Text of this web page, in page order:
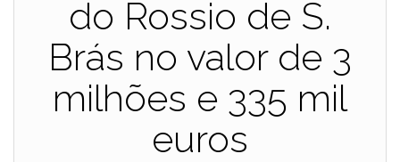
do Rossio de S.
Brás no valor de 3
milhões e 335 mil
euros